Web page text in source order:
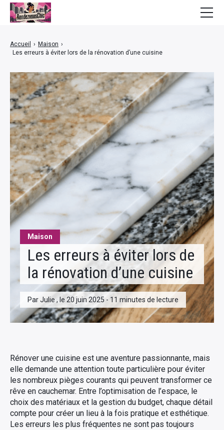
Maison
Les erreurs à éviter lors de
la rénovation d’une cuisine
Par Julie , le 20 juin 2025 - 11 minutes de lecture
Accueil › Maison ›
Les erreurs à éviter lors de la rénovation d’une cuisine
Rénover une cuisine est une aventure passionnante, mais
elle demande une attention toute particulière pour éviter
les nombreux pièges courants qui peuvent transformer ce
rêve en cauchemar. Entre l’optimisation de l’espace, le
choix des matériaux et la gestion du budget, chaque détail
compte pour créer un lieu à la fois pratique et esthétique.
Les erreurs les plus fréquentes ne sont pas toujours
Bien-être
Beauté
Lifestyle
Finance
Maison